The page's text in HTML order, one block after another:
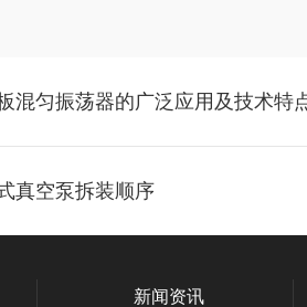
混匀振荡器的广泛应用及技术特
真空泵拆装顺序
新闻资讯